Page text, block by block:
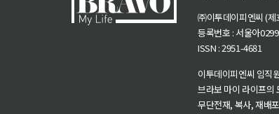
㈜이투데이피엔씨 (
등록번호 : 서울아
ISSN : 2951-4681
이투데이피엔씨 임직
브라보 마이 라이프의
무단전재, 복사, 재배